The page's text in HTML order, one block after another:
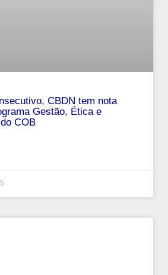
CBDN tem nota
Gestão, Ética e
COB